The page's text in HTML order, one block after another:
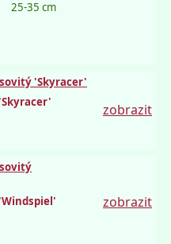
25-35 cm
'Skyracer'
zobrazit
zobrazit